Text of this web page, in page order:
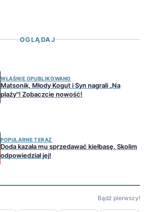
OGLĄDAJ
WŁAŚNIE OPUBLIKOWANO
Matsonik, Młody Kogut i Syn nagrali „Na
plaży"! Zobaczcie nowość!
POPULARNE TERAZ
Doda kazała mu sprzedawać kiełbasę. Skolim
odpowiedział jej!
Bądź pierwszy!